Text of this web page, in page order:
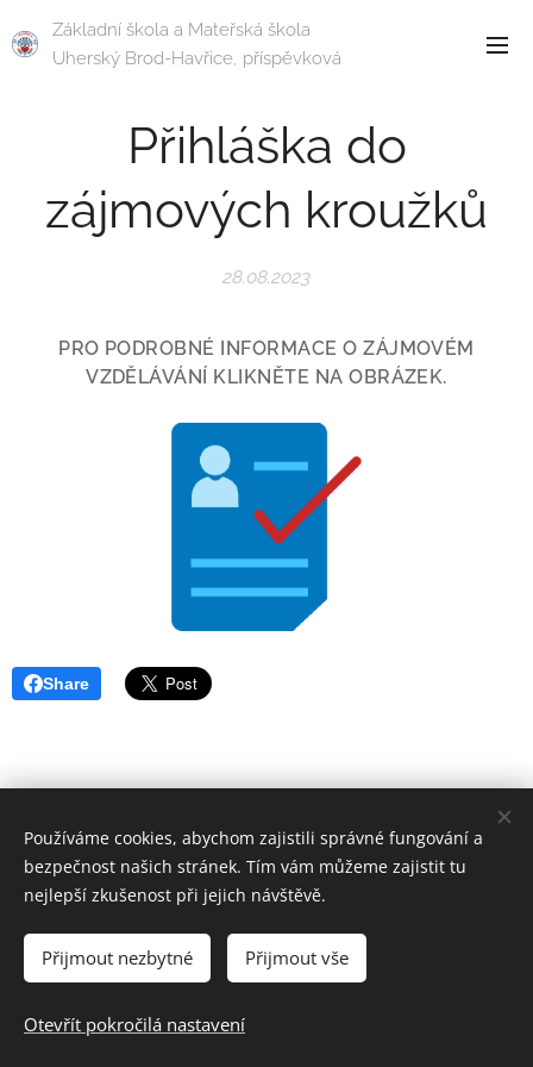
Základní škola a Mateřská škola
Uherský Brod-Havřice, příspěvková
Přihláška do
zájmových kroužků
28.08.2023
PRO PODROBNÉ INFORMACE O ZÁJMOVÉM
VZDĚLÁVÁNÍ KLIKNĚTE NA OBRÁZEK.
Share
© 2024 Základní škola a Mateřská škola Uherský Brod-Havřice,
příspěvková organizace | Všechna práva vyhrazena.
Cookies
Používáme cookies, abychom zajistili správné fungování a
bezpečnost našich stránek. Tím vám můžeme zajistit tu
nejlepší zkušenost při jejich návštěvě.
Přijmout nezbytné Přijmout vše
Otevřít pokročilá nastavení